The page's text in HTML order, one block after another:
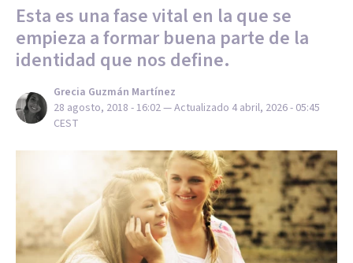
Esta es una fase vital en la que se
empieza a formar buena parte de la
identidad que nos define.
Grecia Guzmán Martínez
28 agosto, 2018 - 16:02— Actualizado 4 abril, 2026 - 05:45
CEST